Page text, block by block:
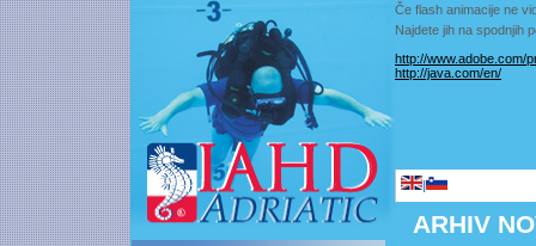
Če flash animacije ne
Najdete jih na spodnjih
http://www.adobe.com/
http://java.com/en/
|
ARHIV